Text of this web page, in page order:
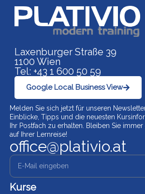
Laxenburger Straße 39
1100 Wien
Tel: +43 1 600 50 59
Google Local Business View
Melden Sie sich jetzt für unseren
Einblicke, Tipps und die neuesten
Ihr Postfach zu erhalten. Bleiben Sie
auf Ihrer Lernreise!
office@plativio.at
Kurse